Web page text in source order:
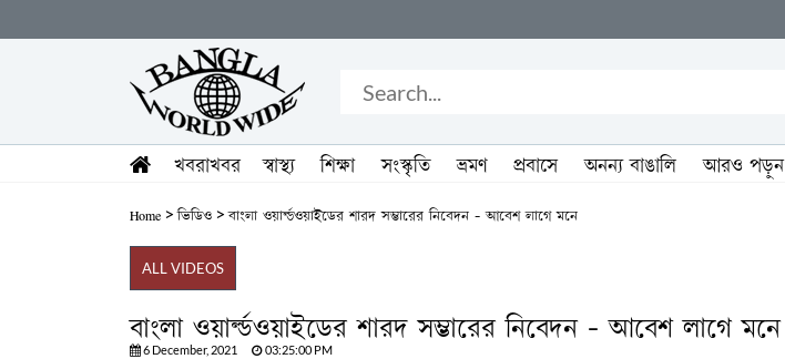
খবরাখবর স্বাস্থ্য শিক্ষা সংস্কৃতি ভ্রমণ প্রবাসে অনন্য বাঙালি আরও পড়ুন
Home > ভিডিও > বাংলা ওয়ার্ল্ডওয়াইডের শারদ সম্ভারের নিবেদন - আবেশ লাগে মনে
ALL VIDEOS
বাংলা ওয়ার্ল্ডওয়াইডের শারদ সম্ভারের নিবেদন - আবেশ লাগে মনে
6 December, 2021 03:25:00 PM